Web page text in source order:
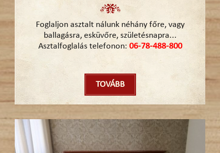
Foglaljon asztalt nálunk néhány főre, vagy
ballagásra, esküvőre, születésnapra...
Asztalfoglalás telefonon: 06-78-488-800
TOVÁBB